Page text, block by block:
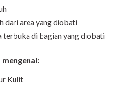
dari area yang diobati
terbuka di bagian yang diobati
Kulit